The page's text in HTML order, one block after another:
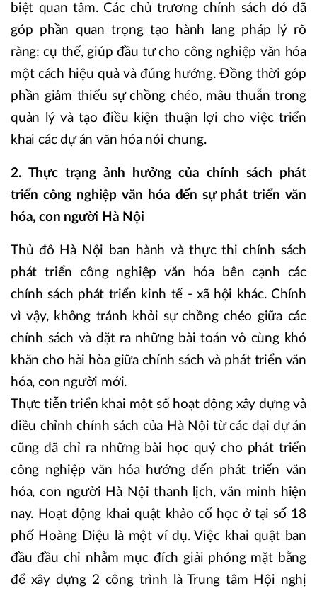
biệt quan tâm. Các chủ trương chính sách đó đã
góp phần quan trọng tạo hành lang pháp lý rõ
ràng: cụ thể, giúp đầu tư cho công nghiệp văn hóa
một cách hiệu quả và đúng hướng. Đồng thời góp
phần giảm thiểu sự chồng chéo, mâu thuẫn trong
quản lý và tạo điều kiện thuận lợi cho việc triển
khai các dự án văn hóa nói chung.
2. Thực trạng ảnh hưởng của chính sách phát
triển công nghiệp văn hóa đến sự phát triển văn
hóa, con người Hà Nội
Thủ đô Hà Nội ban hành và thực thi chính sách
phát triển công nghiệp văn hóa bên cạnh các
chính sách phát triển kinh tế - xã hội khác. Chính
vì vậy, không tránh khỏi sự chồng chéo giữa các
chính sách và đặt ra những bài toán vô cùng khó
khăn cho hài hòa giữa chính sách và phát triển văn
hóa, con người mới.
Thực tiễn triển khai một số hoạt động xây dựng và
điều chỉnh chính sách của Hà Nội từ các đại dự án
cũng đã chỉ ra những bài học quý cho phát triển
công nghiệp văn hóa hướng đến phát triển văn
hóa, con người Hà Nội thanh lịch, văn minh hiện
nay. Hoạt động khai quật khảo cổ học ở tại số 18
phố Hoàng Diệu là một ví dụ. Việc khai quật ban
đầu đầu chỉ nhằm mục đích giải phóng mặt bằng
để xây dựng 2 công trình là Trung tâm Hội nghị